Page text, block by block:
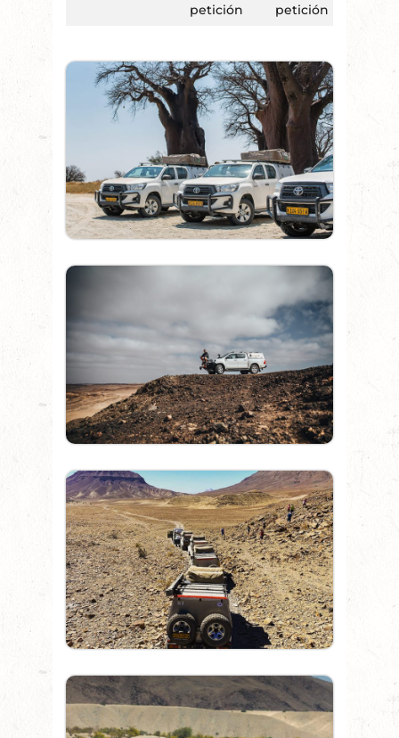
petición
petición